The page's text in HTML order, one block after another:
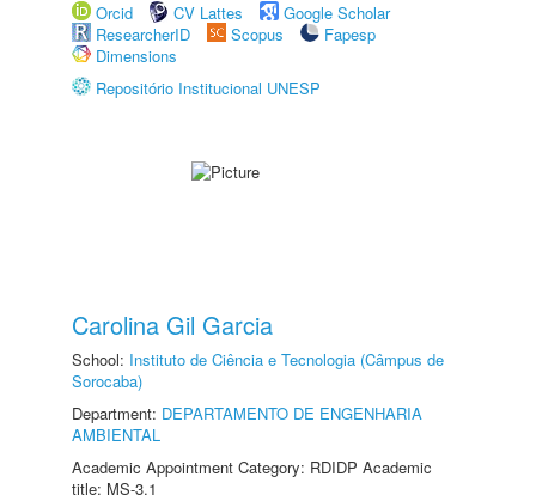
Orcid
CV Lattes
Google Scholar
ResearcherID
Scopus
Fapesp
Dimensions
Repositório Institucional UNESP
Carolina Gil Garcia
School: Instituto de Ciência e Tecnologia (Câmpus de
Sorocaba)
Department: DEPARTAMENTO DE ENGENHARIA
AMBIENTAL
Academic Appointment Category: RDIDP Academic
title: MS-3.1